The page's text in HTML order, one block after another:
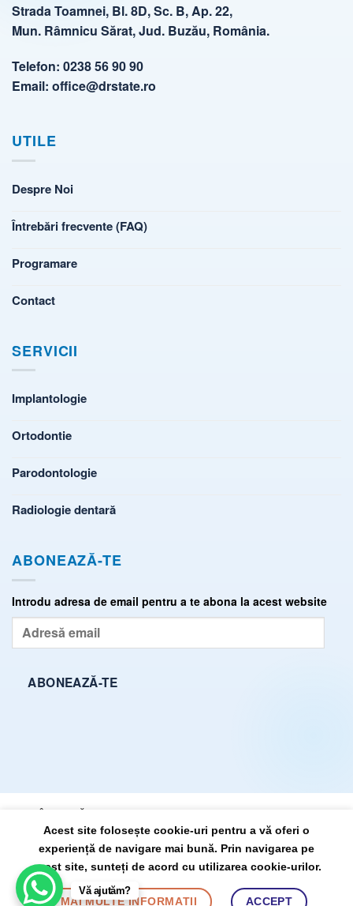
Strada Toamnei, Bl. 8D, Sc. B, Ap. 22,
Mun. Râmnicu Sărat, Jud. Buzău, România.
Telefon: 0238 56 90 90
Email: office@drstate.ro
UTILE
Despre Noi
Întrebări frecvente (FAQ)
Programare
Contact
SERVICII
Implantologie
Ortodontie
Parodontologie
Radiologie dentară
ABONEAZĂ-TE
Introdu adresa de email pentru a te abona la acest website
Adresă
email
ABONEAZĂ-TE
POLITICĂ DE CONFIDENȚIALITATE
DrState.ro, propulsat pe anul 2026 ©
de:BursaSite
Vă ajutăm?
Acest site folosește cookie-uri pentru a vă oferi o
experiență de navigare mai bună. Prin navigarea pe
acest site, sunteți de acord cu utilizarea cookie-urilor.
MAI MULTE INFORMAȚII ACCEPT